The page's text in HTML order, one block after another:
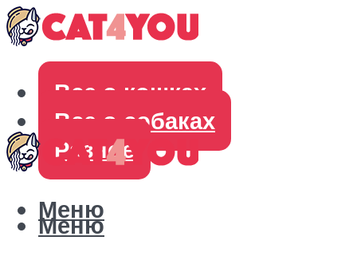
Все о кошках
Все о собаках
Разное
Меню
Меню